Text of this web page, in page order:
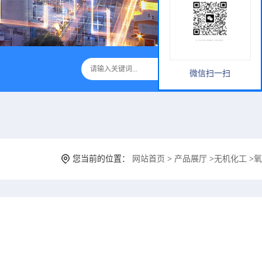
您当前的位置： 网站首页 > 产品展厅 >无机化工 >
微信扫一扫